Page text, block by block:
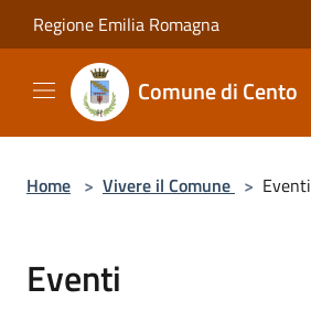
Salta al contenuto principale
Regione Emilia Romagna
Comune di Cento
Home > Vivere il Comune > Eventi
Eventi